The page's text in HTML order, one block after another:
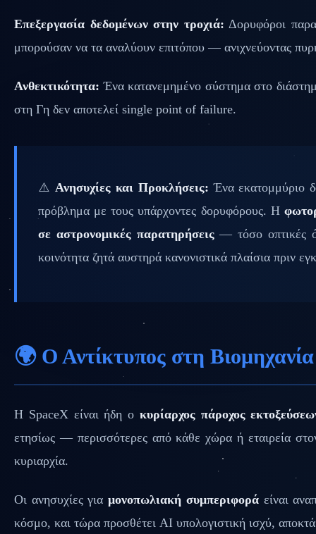
Επεξεργασία δεδομένων στην τροχιά: Δορυφόροι
μπορούσαν να τα αναλύουν επιτόπου — ανιχνεύοντας
Ανθεκτικότητα: Ένα κατανεμημένο σύστημα στο
στη Γη δεν αποτελεί single point of failure.
⚠️ Ανησυχίες και Προκλήσεις: Ένα εκατομμύριο
πρόβλημα με τους υπάρχοντες δορυφόρους. Η
σε αστρονομικές παρατηρήσεις— τόσο οπτικές
κοινότητα ζητά αυστηρά κανονιστικά πλαίσια πριν
🌍 Ο Αντίκτυπος στη Βιομηχανία
Η SpaceX είναι ήδη ο κυρίαρχος πάροχος
ετησίως — περισσότερες από κάθε χώρα ή εταιρεία
κυριαρχία.
Οι ανησυχίες γιαμονοπωλιακή συμπεριφοράείναι
κόσμο, και τώρα προσθέτει AI υπολογιστική ισχύ,